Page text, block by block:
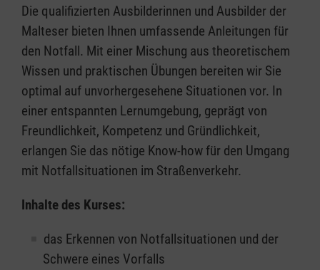
Die qualifizierten Ausbilderinnen und Ausbilder der
Malteser bieten Ihnen umfassende Anleitungen für
den Notfall. Mit einer Mischung aus theoretischem
Wissen und praktischen Übungen bereiten wir Sie
optimal auf unvorhergesehene Situationen vor. In
einer entspannten Lernumgebung, geprägt von
Freundlichkeit, Kompetenz und Gründlichkeit,
erlangen Sie das nötige Know-how für den Umgang
mit Notfallsituationen im Straßenverkehr.
Inhalte des Kurses:
das Erkennen von Notfallsituationen und der
Schwere eines Vorfalls